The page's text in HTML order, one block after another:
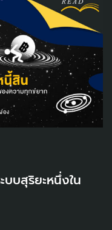
บบสุริยะหนึ่งใน